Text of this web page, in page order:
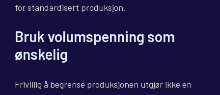
for standardisert produksjon.
Bruk volumspenning som
ønskelig
Frivillig å begrense produksjonen utgjør ikke en